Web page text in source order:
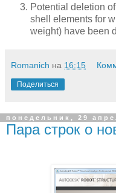
Potential deletion
shell elements for
weight) have been
Romanich на 16:15
Поделиться
понедельник, 29
Пара строк о